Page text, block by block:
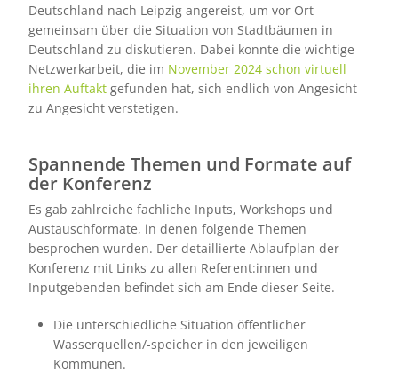
Deutschland nach Leipzig angereist, um vor Ort
gemeinsam über die Situation von Stadtbäumen in
Deutschland zu diskutieren. Dabei konnte die wichtige
Netzwerkarbeit, die im November 2024 schon virtuell
ihren Auftakt gefunden hat, sich endlich von Angesicht
zu Angesicht verstetigen.
Spannende Themen und Formate auf
der Konferenz
Es gab zahlreiche fachliche Inputs, Workshops und
Austauschformate, in denen folgende Themen
besprochen wurden. Der detaillierte Ablaufplan der
Konferenz mit Links zu allen Referent:innen und
Inputgebenden befindet sich am Ende dieser Seite.
Die unterschiedliche Situation öffentlicher
Wasserquellen/-speicher in den jeweiligen
Kommunen.